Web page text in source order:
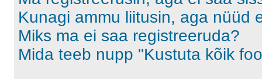
Kunagi ammu liitusin, aga nüüd
Miks ma ei saa registreeruda?
Mida teeb nupp "Kustuta kõik